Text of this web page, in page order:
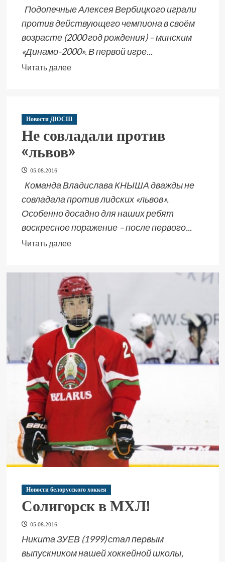
Подопечные Алексея Вербицкого играли
против действующего чемпиона в своём
возрасте (2000 год рождения) – минским
«Динамо-2000». В первой игре...
Читать далее
Новости ДЮСШ
Не совладали против
«львов»
05.08.2016
Команда Владислава КНЫША дважды не
совладала против лидских «львов».
Особенно досадно для наших ребят
воскресное поражение – после первого...
Читать далее
Новости белорусского хоккея
Солигорск в МХЛ!
05.08.2016
Никита ЗУЕВ (1999) стал первым
выпускником нашей хоккейной школы,